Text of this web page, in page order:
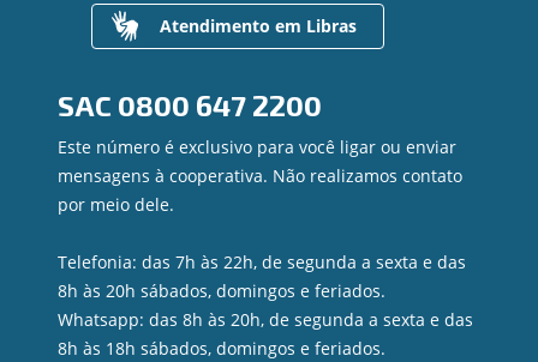
Valores a Receber
Contato
Ouvidoria
Atendimento em Libras
SAC 0800 647 2200
Este número é exclusivo para você ligar ou enviar
mensagens à cooperativa. Não realizamos contato
por meio dele.
Telefonia: das 7h às 22h, de segunda a sexta e das
8h às 20h sábados, domingos e feriados.
Whatsapp: das 8h às 20h, de segunda a sexta e das
8h às 18h sábados, domingos e feriados.